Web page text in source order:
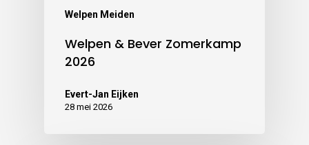
Welpen Meiden
Welpen & Bever Zomerkamp
2026
Evert-Jan Eijken
28 mei 2026